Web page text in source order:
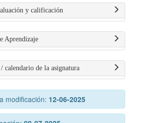
y calificación
Aprendizaje
calendario de la asignatura
modificación: 12-06-2025